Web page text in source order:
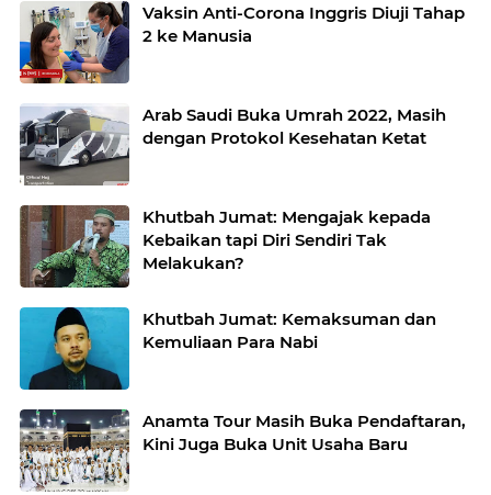
Vaksin Anti-Corona Inggris Diuji Tahap
2 ke Manusia
Arab Saudi Buka Umrah 2022, Masih
dengan Protokol Kesehatan Ketat
Khutbah Jumat: Mengajak kepada
Kebaikan tapi Diri Sendiri Tak
Melakukan?
Khutbah Jumat: Kemaksuman dan
Kemuliaan Para Nabi
Anamta Tour Masih Buka Pendaftaran,
Kini Juga Buka Unit Usaha Baru